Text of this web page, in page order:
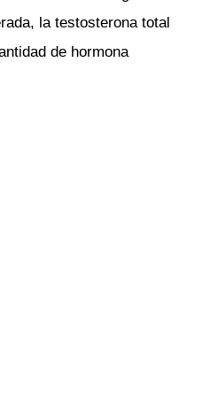
la testosterona total
de hormona